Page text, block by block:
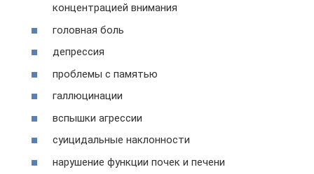
концентрацией внимания
головная боль
депрессия
проблемы с памятью
галлюцинации
вспышки агрессии
суицидальные наклонности
нарушение функции почек и печени